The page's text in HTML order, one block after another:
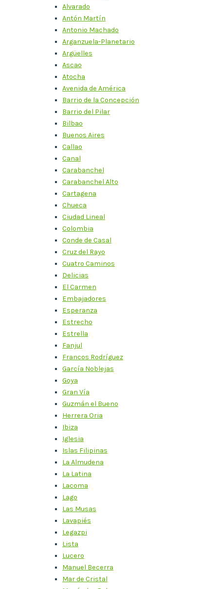
Alvarado
Antón Martín
Antonio Machado
Arganzuela-Planetario
Argüelles
Ascao
Atocha
Avenida de América
Barrio de la Concepción
Barrio del Pilar
Bilbao
Buenos Aires
Callao
Canal
Carabanchel
Carabanchel Alto
Cartagena
Chueca
Ciudad Lineal
Colombia
Conde de Casal
Cruz del Rayo
Cuatro Caminos
Delicias
El Carmen
Embajadores
Esperanza
Estrecho
Estrella
Fanjul
Francos Rodríguez
García Noblejas
Goya
Gran Vía
Guzmán el Bueno
Herrera Oria
Ibiza
Iglesia
Islas Filipinas
La Almudena
La Latina
Lacoma
Lago
Las Musas
Lavapiés
Legazpi
Lista
Lucero
Manuel Becerra
Mar de Cristal